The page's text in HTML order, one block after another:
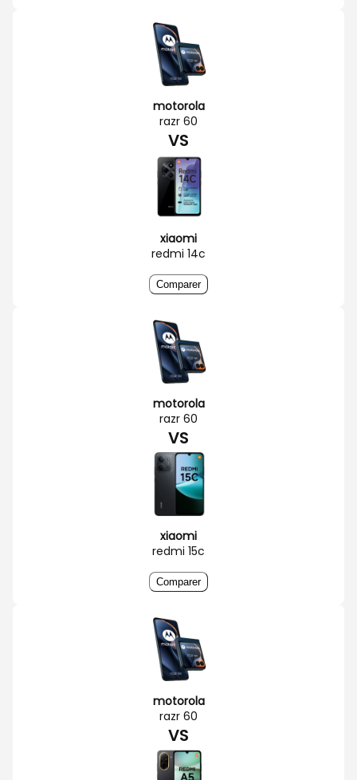
motorola
razr 60
VS
xiaomi
redmi 14c
Comparer
motorola
razr 60
VS
xiaomi
redmi 15c
Comparer
motorola
razr 60
VS